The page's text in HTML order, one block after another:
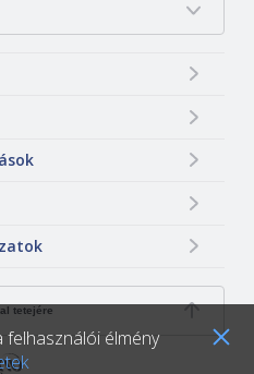
felhasználói élmény
tetejére